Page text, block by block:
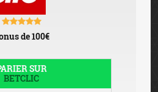
de 100€
SUR
BETCLIC